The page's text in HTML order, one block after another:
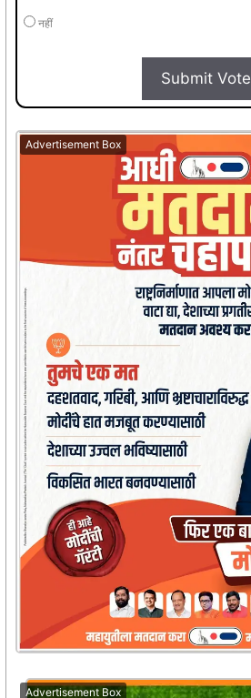
नहीं
Submit Vote
Advertisement Box
Advertisement Box